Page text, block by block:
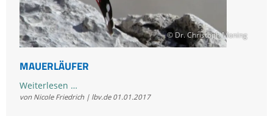
© Dr. Christoph Moning
MAUERLÄUFER
Weiterlesen …Mauerläufer
von Nicole Friedrich | lbv.de 01.01.2017